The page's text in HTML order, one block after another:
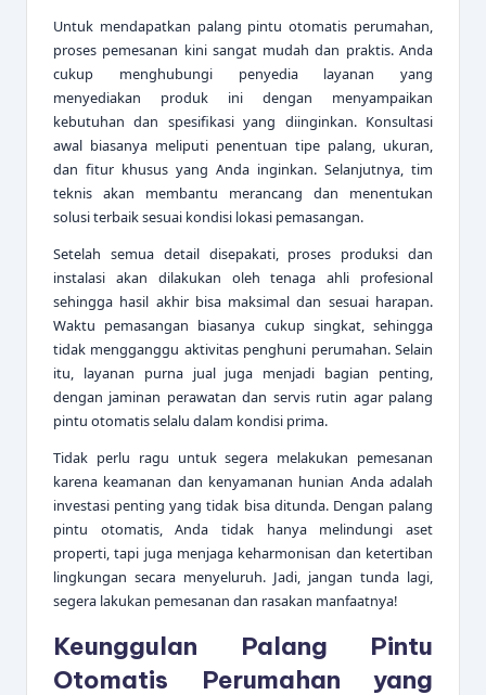
Untuk mendapatkan palang pintu otomatis perumahan,
proses pemesanan kini sangat mudah dan praktis. Anda
cukup menghubungi penyedia layanan yang
menyediakan produk ini dengan menyampaikan
kebutuhan dan spesifikasi yang diinginkan. Konsultasi
awal biasanya meliputi penentuan tipe palang, ukuran,
dan fitur khusus yang Anda inginkan. Selanjutnya, tim
teknis akan membantu merancang dan menentukan
solusi terbaik sesuai kondisi lokasi pemasangan.
Setelah semua detail disepakati, proses produksi dan
instalasi akan dilakukan oleh tenaga ahli profesional
sehingga hasil akhir bisa maksimal dan sesuai harapan.
Waktu pemasangan biasanya cukup singkat, sehingga
tidak mengganggu aktivitas penghuni perumahan. Selain
itu, layanan purna jual juga menjadi bagian penting,
dengan jaminan perawatan dan servis rutin agar palang
pintu otomatis selalu dalam kondisi prima.
Tidak perlu ragu untuk segera melakukan pemesanan
karena keamanan dan kenyamanan hunian Anda adalah
investasi penting yang tidak bisa ditunda. Dengan palang
pintu otomatis, Anda tidak hanya melindungi aset
properti, tapi juga menjaga keharmonisan dan ketertiban
lingkungan secara menyeluruh. Jadi, jangan tunda lagi,
segera lakukan pemesanan dan rasakan manfaatnya!
Keunggulan Palang Pintu
Otomatis Perumahan yang